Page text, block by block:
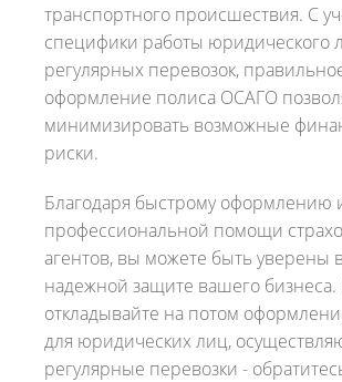
транспортного происшествия. С
специфики работы юридического
регулярных перевозок,
оформление полиса ОСАГО
минимизировать возможные
риски.
Благодаря быстрому оформлению
профессиональной помощи
агентов, вы можете быть уверены в
надежной защите вашего
откладывайте на потом
для юридических лиц,
регулярные перевозки -